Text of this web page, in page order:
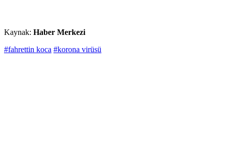
Kaynak: Haber Merkezi
#fahrettin koca #korona virüsü